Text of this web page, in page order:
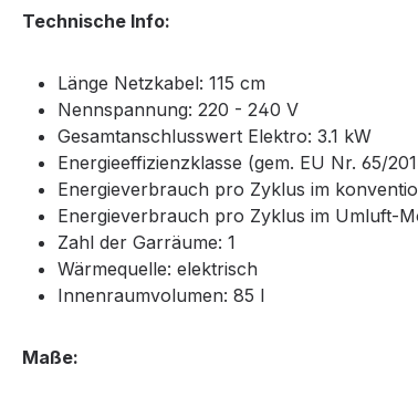
Technische Info:
Länge Netzkabel: 115 cm
Nennspannung: 220 - 240 V
Gesamtanschlusswert Elektro: 3.1 kW
Energieeffizienzklasse (gem. EU Nr. 65/
Energieverbrauch pro Zyklus im
Energieverbrauch pro Zyklus im Umluft-
Zahl der Garräume: 1
Wärmequelle: elektrisch
Innenraumvolumen: 85 l
Maße: